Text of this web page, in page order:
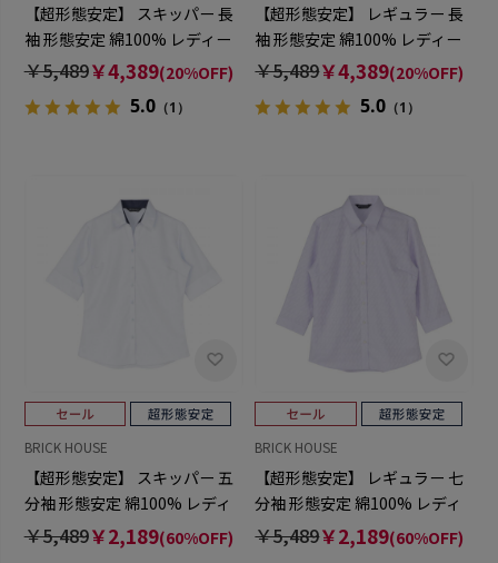
【超形態安定】 スキッパー 長
袖 形態安定 綿100% レディー
スシャツ
￥5,489￥4,389(20%OFF)
5.0（1）
【超形態安定】 レギュラー 長
袖 形態安定 綿100% レディー
スシャツ
￥5,489￥4,389(20%OFF)
5.0 （1）
BRICK HOUSE
【超形態安定】 スキッパー 五
分袖 形態安定 綿100% レディ
ースシャツ
￥5,489￥2,189(60%OFF)
BRICK HOUSE
【超形態安定】 レギュラー 七
分袖 形態安定 綿100% レディ
ースシャツ
￥5,489￥2,189(60%OFF)